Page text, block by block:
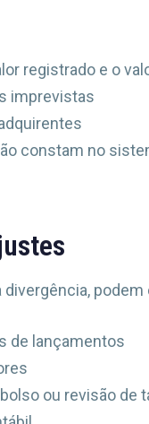
registrado e o
imprevistas
constam no
divergência, podem
de lançamentos
ou revisão de